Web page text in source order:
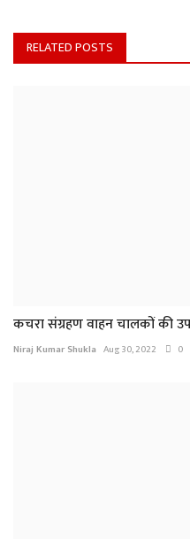
RELATED POSTS
कचरा संग्रहण वाहन चालकों की
Niraj Kumar Shukla Aug 30, 2022 0